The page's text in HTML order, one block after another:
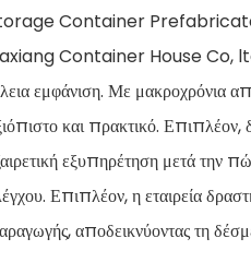
Container Prefabricated
Container House Co, ltd,
εμφάνιση. Με μακροχρόνια
και πρακτικό. Επιπλέον,
εξυπηρέτηση μετά την
Επιπλέον, η εταιρεία
αποδεικνύοντας τη